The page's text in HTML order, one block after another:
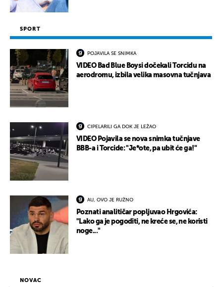
SPORT
POJAVILA SE SNIMKA
VIDEO Bad Blue Boysi dočekali Torcidu na
aerodromu, izbila velika masovna tučnjava
CIPELARILI GA DOK JE LEŽAO
VIDEO Pojavila se nova snimka tučnjave
BBB-a i Torcide: "Je*ote, pa ubit će ga!"
AU, OVO JE RUŽNO
Poznati analitičar popljuvao Hrgovića:
"Lako ga je pogoditi, ne kreće se, ne koristi
noge..."
NOVAC